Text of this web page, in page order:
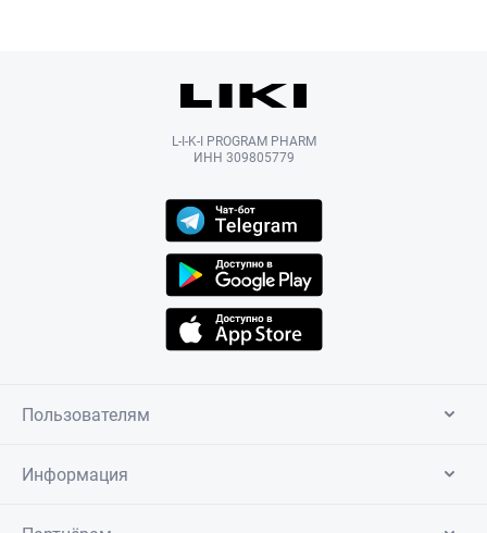
L-I-K-I PROGRAM PHARM
ИНН 309805779
Пользователям
Информация